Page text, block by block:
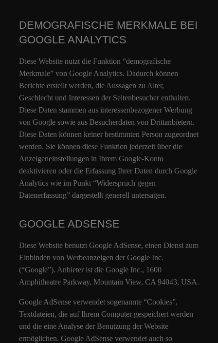
DEMOGRAFISCHE MERKMALE BEI
GOOGLE ANALYTICS
Diese Website nutzt die Funktion “demografische
Merkmale” von Google Analytics. Dadurch können
Berichte erstellt werden, die Aussagen zu Alter,
Geschlecht und Interessen der Seitenbesucher enthalten.
Diese Daten stammen aus interessenbezogener Werbung
von Google sowie aus Besucherdaten von Drittanbietern.
Diese Daten können keiner bestimmten Person zugeordnet
werden. Sie können diese Funktion jederzeit über die
Anzeigeneinstellungen in Ihrem Google-Konto
deaktivieren oder die Erfassung Ihrer Daten durch Google
Analytics wie im Punkt “Widerspruch gegen
Datenerfassung” dargestellt generell untersagen.
GOOGLE ADSENSE
Diese Website benutzt Google AdSense, einen Dienst zum
Einbinden von Werbeanzeigen der Google Inc.
(“Google”). Anbieter ist die Google Inc., 1600
Amphitheatre Parkway, Mountain View, CA 94043, USA.
Google AdSense verwendet sogenannte “Cookies”,
Textdateien, die auf Ihrem Computer gespeichert werden
und die eine Analyse der Benutzung der Website
ermöglichen. Google AdSense verwendet auch so